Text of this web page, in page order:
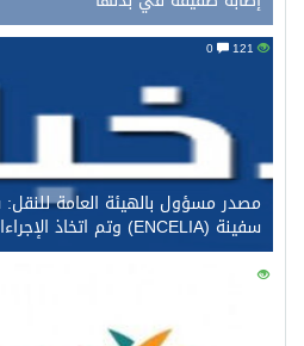
مصدر مسؤول بالهيئة العامة
سفينة (ENCELIA) وتم اتخاذ الإجراءات اللازمة لتأمينها
108